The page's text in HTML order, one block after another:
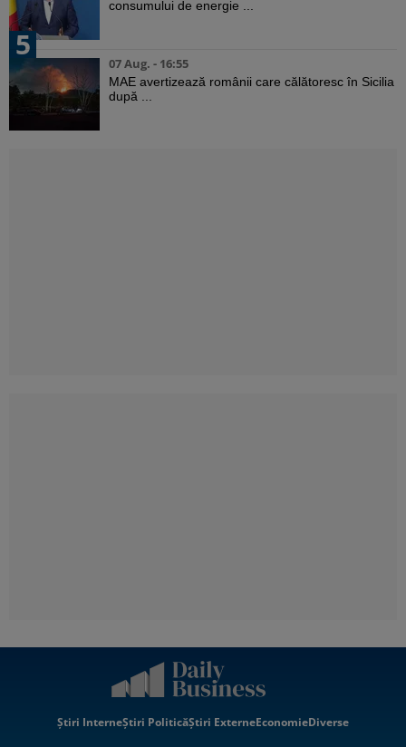
consumului de energie ...
5
07 Aug. - 16:55
MAE avertizează românii care călătoresc în Sicilia
după ...
Știri InterneȘtiri PoliticăȘtiri ExterneEconomieDiverse